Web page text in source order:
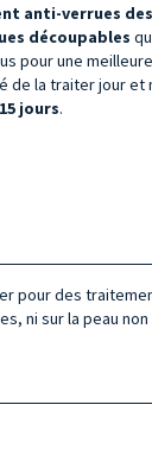
anti-verrues
découpables
pour une
de la traiter jour
jours.
pour des
ni sur la peau